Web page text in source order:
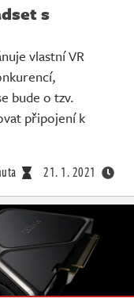
s
vlastní VR
bude o tzv.
připojení k
21. 1. 2021